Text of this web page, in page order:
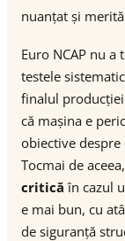
nuanțat și
Euro NCAP nu
testele
finalul
că mașina e
obiective
Tocmai de aceea,
critică în cazul
e mai bun, cu
de siguranță